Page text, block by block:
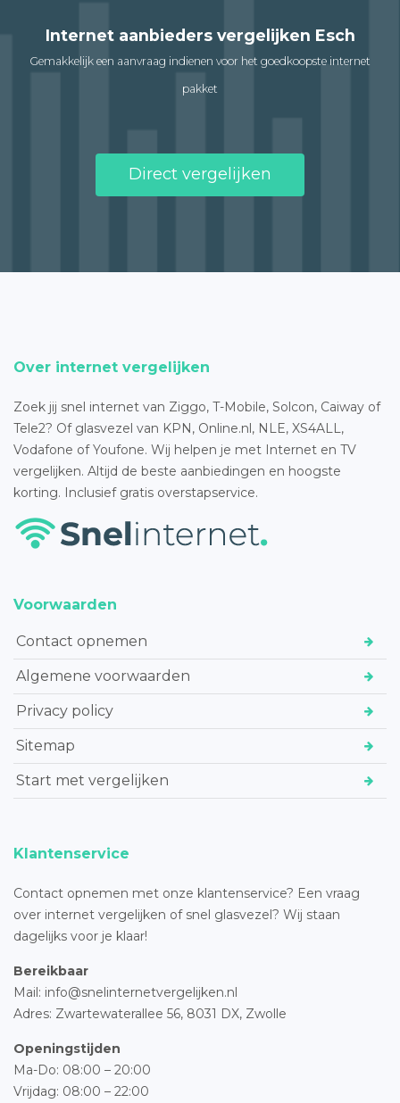
Internet aanbieders vergelijken Esch
Gemakkelijk een aanvraag indienen voor het goedkoopste internet
pakket
Direct vergelijken
Over internet vergelijken
Zoek jij snel internet van Ziggo, T-Mobile, Solcon, Caiway of
Tele2? Of glasvezel van KPN, Online.nl, NLE, XS4ALL,
Vodafone of Youfone. Wij helpen je met Internet en TV
vergelijken. Altijd de beste aanbiedingen en hoogste
korting. Inclusief gratis overstapservice.
Voorwaarden
Contact opnemen
Algemene voorwaarden
Privacy policy
Sitemap
Start met vergelijken
Klantenservice
Contact opnemen met onze klantenservice? Een vraag
over internet vergelijken of snel glasvezel? Wij staan
dagelijks voor je klaar!
Bereikbaar
Mail: info@snelinternetvergelijken.nl
Adres: Zwartewaterallee 56, 8031 DX, Zwolle
Openingstijden
Ma-Do: 08:00 – 20:00
Vrijdag: 08:00 – 22:00